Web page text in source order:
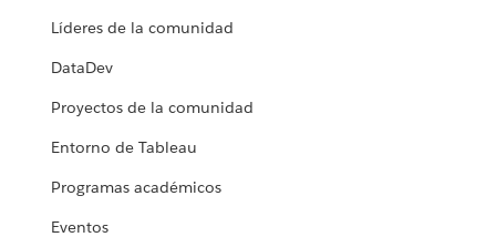
Líderes de la comunidad
DataDev
Proyectos de la comunidad
Entorno de Tableau
Programas académicos
Eventos